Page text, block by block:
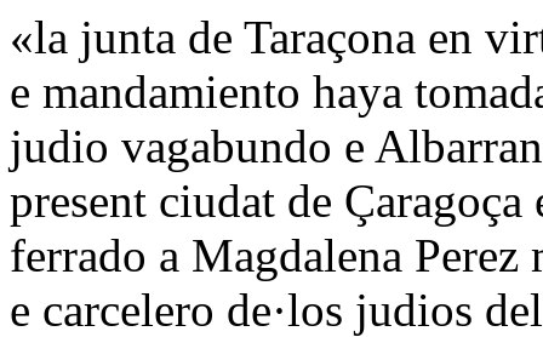
«la junta de Taraçona en
e mandamiento haya
judio vagabundo e
present ciudat de
ferrado a Magdalena
e carcelero de·los judios